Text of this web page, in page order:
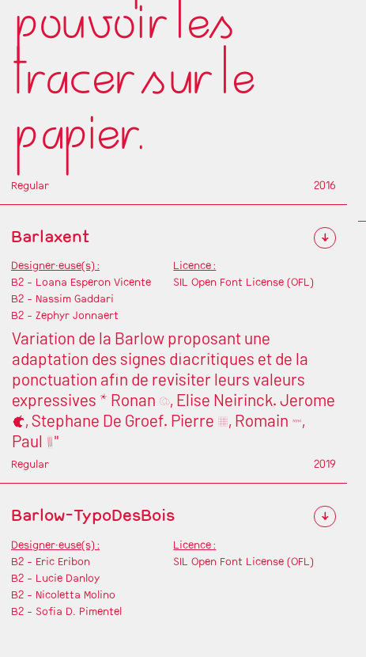
pouvoir les
tracer sur le
papier.
Regular 2016
Barlaxent ↓
Designer·euse(s) :
B2 - Loana Esperon Vicente
B2 - Nassim Gaddari
B2 - Zephyr Jonnaert
Licence :
SIL Open Font License (OFL)
Variation de la Barlow proposant une
adaptation des signes diacritiques et de la
ponctuation afin de revisiter leurs valeurs
expressives * Ronan Deriez, Elise Neirinck, Jerome
Coche, Stephane De Groef, Pierre Smeets, Romain Marula,
Paul Moriau"
Regular 2019
Barlow-TypoDesBois ↓
Designer·euse(s) :
B2 - Eric Eribon
B2 - Lucie Danloy
B2 - Nicoletta Molino
B2 - Sofia D. Pimentel
Licence :
SIL Open Font License (OFL)